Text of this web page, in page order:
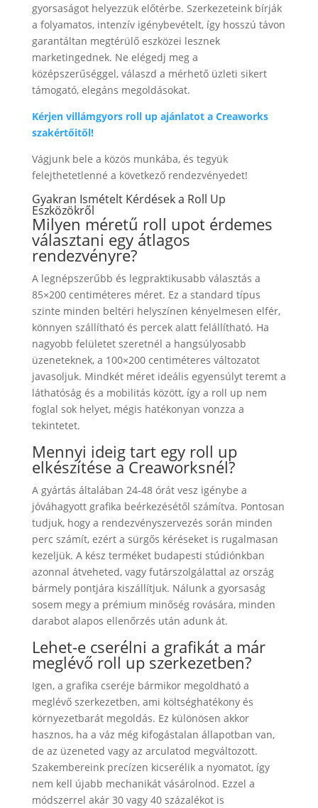
gyorsaságot helyezzük előtérbe. Szerkezeteink bírják
a folyamatos, intenzív igénybevételt, így hosszú távon
garantáltan megtérülő eszközei lesznek
marketingednek. Ne elégedj meg a
középszerűséggel, válaszd a mérhető üzleti sikert
támogató, elegáns megoldásokat.
Kérjen villámgyors roll up ajánlatot a Creaworks
szakértőitől!
Vágjunk bele a közös munkába, és tegyük
felejthetetlenné a következő rendezvényedet!
Gyakran Ismételt Kérdések a Roll Up
Eszközökről
Milyen méretű roll upot érdemes
választani egy átlagos
rendezvényre?
A legnépszerűbb és legpraktikusabb választás a
85×200 centiméteres méret. Ez a standard típus
szinte minden beltéri helyszínen kényelmesen elfér,
könnyen szállítható és percek alatt felállítható. Ha
nagyobb felületet szeretnél a hangsúlyosabb
üzeneteknek, a 100×200 centiméteres változatot
javasoljuk. Mindkét méret ideális egyensúlyt teremt a
láthatóság és a mobilitás között, így a roll up nem
foglal sok helyet, mégis hatékonyan vonzza a
tekintetet.
Mennyi ideig tart egy roll up
elkészítése a Creaworksnél?
A gyártás általában 24-48 órát vesz igénybe a
jóváhagyott grafika beérkezésétől számítva. Pontosan
tudjuk, hogy a rendezvényszervezés során minden
perc számít, ezért a sürgős kéréseket is rugalmasan
kezeljük. A kész terméket budapesti stúdiónkban
azonnal átveheted, vagy futárszolgálattal az ország
bármely pontjára kiszállítjuk. Nálunk a gyorsaság
sosem megy a prémium minőség rovására, minden
darabot alapos ellenőrzés után adunk át.
Lehet-e cserélni a grafikát a már
meglévő roll up szerkezetben?
Igen, a grafika cseréje bármikor megoldható a
meglévő szerkezetben, ami költséghatékony és
környezetbarát megoldás. Ez különösen akkor
hasznos, ha a váz még kifogástalan állapotban van,
de az üzeneted vagy az arculatod megváltozott.
Szakembereink precízen kicserélik a nyomatot, így
nem kell újabb mechanikát vásárolnod. Ezzel a
módszerrel akár 30 vagy 40 százalékot is